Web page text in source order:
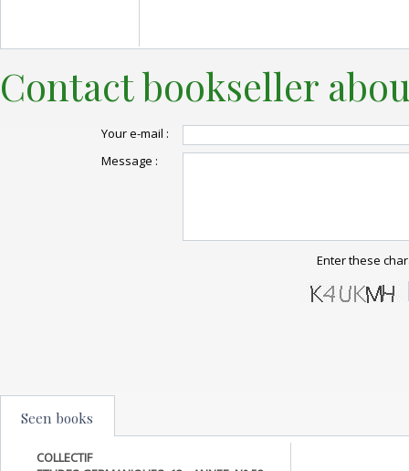
Contact bookseller
Your e-mail :
Message :
Enter these
Seen books
COLLECTIF